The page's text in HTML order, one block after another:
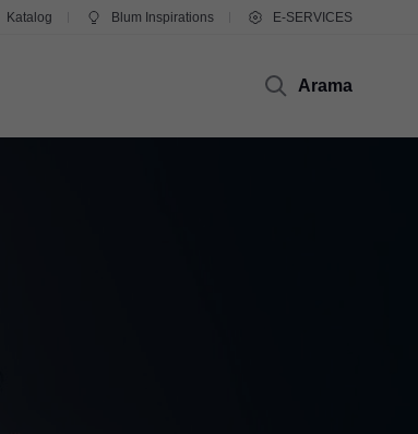
Katalog Blum Inspirations E-SERVICES
Arama